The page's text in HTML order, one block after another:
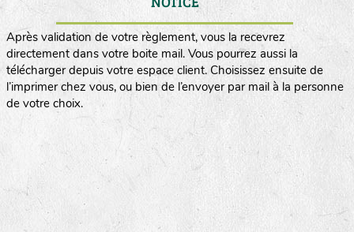
Après validation de votre règlement, vous la recevrez
directement dans votre boite mail. Vous pourrez aussi la
télécharger depuis votre espace client. Choisissez ensuite de
l’imprimer chez vous, ou bien de l’envoyer par mail à la personne
de votre choix.